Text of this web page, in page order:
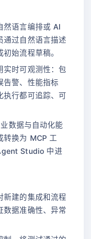
然语言编排或 AI
通过自然语言描述
始流程草稿。
实时可观测性：包
告警、性能指标
执行都可追踪、可
数据与自动化能
转换为 MCP 工
Studio 中进
新建的集成和流程
数据准确性、异常